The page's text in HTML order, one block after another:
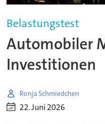
Belastungstest
Automobiler
Investitionen
Ronja Schmiedchen
22. Juni 2026